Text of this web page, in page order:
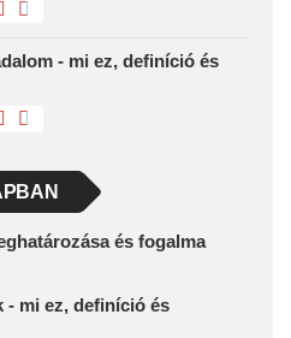
- mi ez, definíció és
és fogalma
mi ez, definíció és